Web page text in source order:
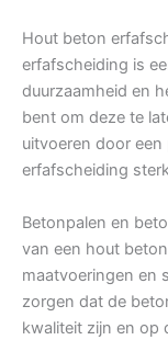
Hout beton
erfafscheiding is
duurzaamheid en
bent om deze te
uitvoeren door
erfafscheiding
Betonpalen en
van een hout
maatvoeringen en
zorgen dat de
kwaliteit zijn en op